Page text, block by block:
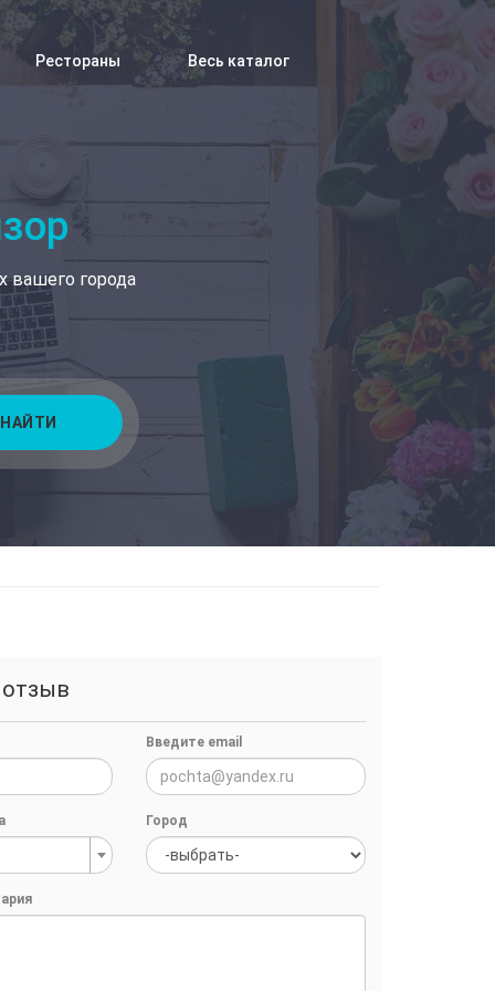
Рестораны Весь каталог
вашего города
НАЙТИ
Введите email
Город